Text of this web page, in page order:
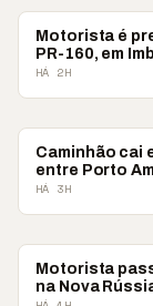
POLICIAL
Motorista é
PR-160, em
HÁ 2H
POLICIAL
Caminhão cai
entre Porto
HÁ 3H
POLICIAL
Motorista
na Nova